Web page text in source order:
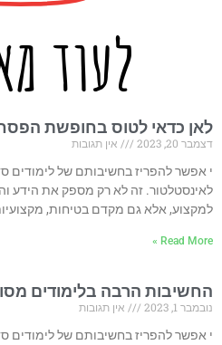
לעוד
לאן כדאי לטוס בחופשת
דצמבר 20, 2023
אין תגובות
י אפשר להפריז בחשיבותם של לימודים
לאינסטלטור. זה לא רק מספק את הידע
למקצוע, אלא גם מקדם בטיחות,
Read More »
החשיבות הרבה בלימודים
נובמבר 1, 2023
אין תגובות
י אפשר להפריז בחשיבותם של לימודים